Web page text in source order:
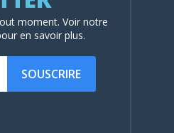
moment. Voirnotre
en savoir plus.
SOUSCRIRE